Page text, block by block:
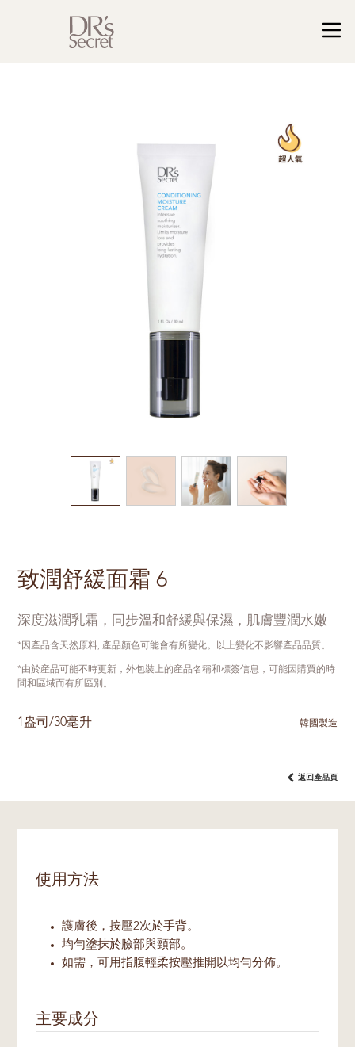
致潤舒緩面霜 6
深度滋潤乳霜，同步溫和舒緩與保濕，肌膚豐潤水嫩
*因產品含天然原料, 產品顏色可能會有所變化。以上變化不影響產品品質。
*由於産品可能不時更新，外包裝上的産品名稱和標簽信息，可能因購買的時
間和區域而有所區別。
1盎司/30毫升 韓國製造
返回產品頁
使用方法
護膚後，按壓2次於手背。
均勻塗抹於臉部與頸部。
如需，可用指腹輕柔按壓推開以均勻分佈。
主要成分